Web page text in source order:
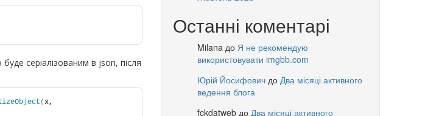
серіалізованим в json, після
(x,
Останні коментарі
Milana до Я не рекомендую
використовувати imgbb.com
Юрій Йосифович до Два місяці активного
ведення блога
fckdatweb до Два місяці активного